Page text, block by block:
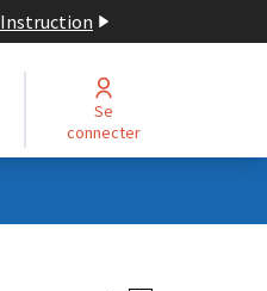
Instruction
Se
connecter